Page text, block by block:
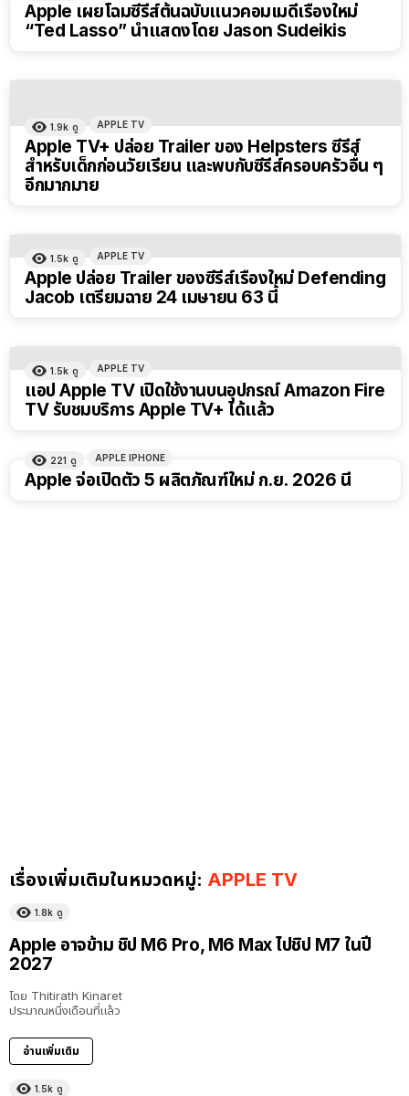
Apple เผยโฉมซีรีส์ต้นฉบับแนวคอมเมดี้เรื่องใหม่
“Ted Lasso” นำแสดงโดย Jason Sudeikis
1.9k ดู APPLE TV
Apple TV+ ปล่อย Trailer ของ Helpsters ซีรีส์
สำหรับเด็กก่อนวัยเรียน และพบกับซีรีส์ครอบครัวอื่น ๆ
อีกมากมาย
1.5k ดู APPLE TV
Apple ปล่อย Trailer ของซีรีส์เรื่องใหม่ Defending
Jacob เตรียมฉาย 24 เมษายน 63 นี้
1.5k ดู APPLE TV
แอป Apple TV เปิดใช้งานบนอุปกรณ์ Amazon Fire
TV รับชมบริการ Apple TV+ ได้แล้ว
221 ดู APPLE IPHONE
Apple จ่อเปิดตัว 5 ผลิตภัณฑ์ใหม่ ก.ย. 2026 นี้
เรื่องเพิ่มเติมในหมวดหมู่: APPLE TV
1.8k ดู
Apple อาจข้าม ชิป M6 Pro, M6 Max ไปชิป M7 ในปี
2027
โดย Thitirath Kinaret
ประมาณหนึ่งเดือนที่แล้ว
อ่านเพิ่มเติม
1.5k ดู